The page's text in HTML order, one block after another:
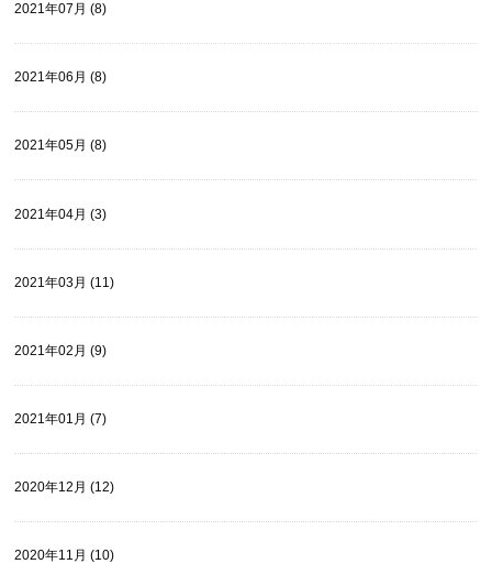
2021年07月 (8)
2021年06月 (8)
2021年05月 (8)
2021年04月 (3)
2021年03月 (11)
2021年02月 (9)
2021年01月 (7)
2020年12月 (12)
2020年11月 (10)